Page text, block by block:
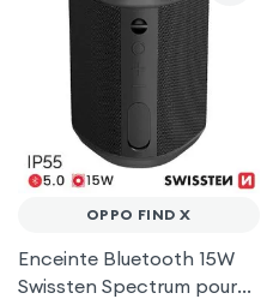
OPPO FIND X
Enceinte Bluetooth 15W
Swissten Spectrum pour